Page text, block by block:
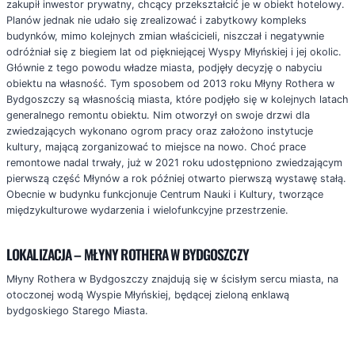
zakupił inwestor prywatny, chcący przekształcić je w obiekt hotelowy.
Planów jednak nie udało się zrealizować i zabytkowy kompleks
budynków, mimo kolejnych zmian właścicieli, niszczał i negatywnie
odróżniał się z biegiem lat od piękniejącej Wyspy Młyńskiej i jej okolic.
Głównie z tego powodu władze miasta, podjęły decyzję o nabyciu
obiektu na własność. Tym sposobem od 2013 roku Młyny Rothera w
Bydgoszczy są własnością miasta, które podjęło się w kolejnych latach
generalnego remontu obiektu. Nim otworzył on swoje drzwi dla
zwiedzających wykonano ogrom pracy oraz założono instytucje
kultury, mającą zorganizować to miejsce na nowo. Choć prace
remontowe nadal trwały, już w 2021 roku udostępniono zwiedzającym
pierwszą część Młynów a rok później otwarto pierwszą wystawę stałą.
Obecnie w budynku funkcjonuje Centrum Nauki i Kultury, tworzące
międzykulturowe wydarzenia i wielofunkcyjne przestrzenie.
LOKALIZACJA – MŁYNY ROTHERA W BYDGOSZCZY
Młyny Rothera w Bydgoszczy znajdują się w ścisłym sercu miasta, na
otoczonej wodą Wyspie Młyńskiej, będącej zieloną enklawą
bydgoskiego Starego Miasta.